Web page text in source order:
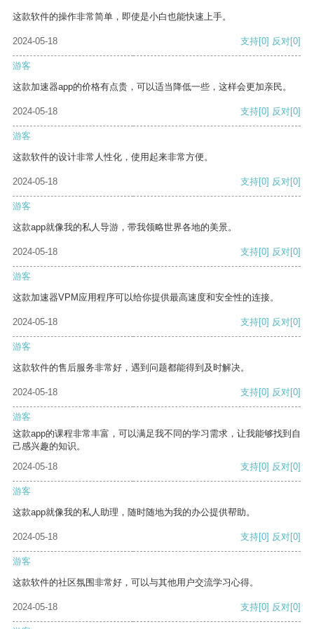
这款软件的操作非常简单，即使是小白也能快速上手。
2024-05-18 支持[0] 反对[0]
游客
这款加速器app的价格有点贵，可以适当降低一些，这样会更加亲民。
2024-05-18 支持[0] 反对[0]
游客
这款软件的设计非常人性化，使用起来非常方便。
2024-05-18 支持[0] 反对[0]
游客
这款app就像我的私人导游，带我领略世界各地的美景。
2024-05-18 支持[0] 反对[0]
游客
这款加速器VPM应用程序可以给你提供最高速度和安全性的连接。
2024-05-18 支持[0] 反对[0]
游客
这款软件的售后服务非常好，遇到问题都能得到及时解决。
2024-05-18 支持[0] 反对[0]
游客
这款app的课程非常丰富，可以满足我不同的学习需求，让我能够找到自
己感兴趣的知识。
2024-05-18
支持[0] 反对[0]
游客
这款app就像我的私人助理，随时随地为我的办公提供帮助。
2024-05-18 支持[0] 反对[0]
游客
这款软件的社区氛围非常好，可以与其他用户交流学习心得。
2024-05-18 支持[0] 反对[0]